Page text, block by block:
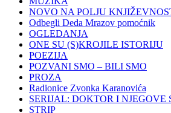
NOVO NA POLJU
Odbegli Deda Mrazov pomoćnik
OGLEDANJA
ONE SU (S)KROJILE ISTORIJU
POEZIJA
POZVANI SMO – BILI SMO
PROZA
Radionice Zvonka Karanovića
SERIJAL: DOKTOR I NJEGOVE
STRIP